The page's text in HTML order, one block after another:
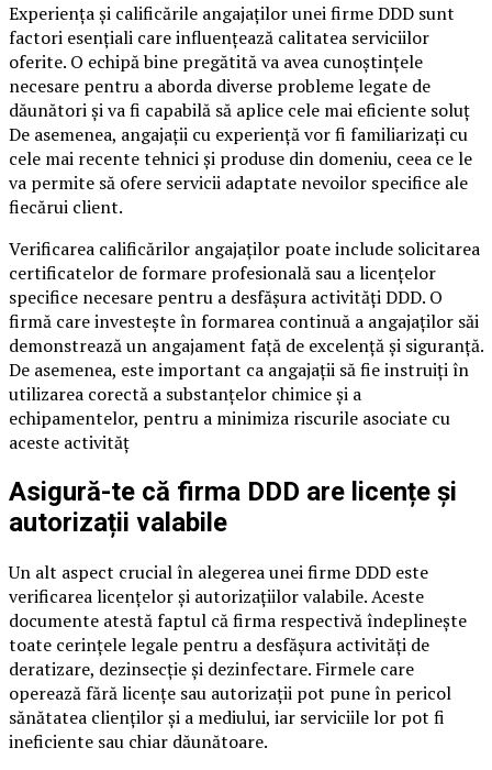
Experiența și calificările angajaților unei firme DDD sunt
factori esențiali care influențează calitatea serviciilor
oferite. O echipă bine pregătită va avea cunoștințele
necesare pentru a aborda diverse probleme legate de
dăunători și va fi capabilă să aplice cele mai eficiente soluț
De asemenea, angajații cu experiență vor fi familiarizați cu
cele mai recente tehnici și produse din domeniu, ceea ce le
va permite să ofere servicii adaptate nevoilor specifice ale
fiecărui client.
Verificarea calificărilor angajaților poate include solicitarea
certificatelor de formare profesională sau a licențelor
specifice necesare pentru a desfășura activități DDD. O
firmă care investește în formarea continuă a angajaților săi
demonstrează un angajament față de excelență și siguranță.
De asemenea, este important ca angajații să fie instruiți în
utilizarea corectă a substanțelor chimice și a
echipamentelor, pentru a minimiza riscurile asociate cu
aceste activităț
Asigură-te că firma DDD are licențe și
autorizații valabile
Un alt aspect crucial în alegerea unei firme DDD este
verificarea licențelor și autorizațiilor valabile. Aceste
documente atestă faptul că firma respectivă îndeplinește
toate cerințele legale pentru a desfășura activități de
deratizare, dezinsecție și dezinfectare. Firmele care
operează fără licențe sau autorizații pot pune în pericol
sănătatea clienților și a mediului, iar serviciile lor pot fi
ineficiente sau chiar dăunătoare.